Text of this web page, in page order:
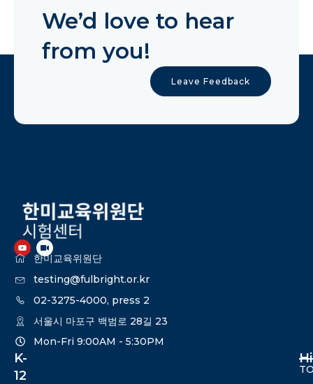
We’d love to hear
from you!
Leave Feedback
한미교육위원단
testing@fulbright.or.kr
02-3275-4000, press 2
서울시 마포구 백범로 28길 23
Mon-Fri 9:00AM - 5:30PM​
K-
12